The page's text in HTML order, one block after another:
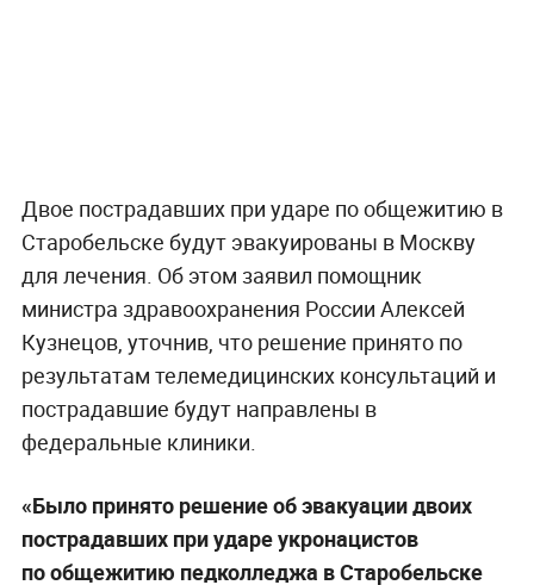
Двое пострадавших при ударе по общежитию в
Старобельске будут эвакуированы в Москву
для лечения. Об этом заявил помощник
министра здравоохранения России Алексей
Кузнецов, уточнив, что решение принято по
результатам телемедицинских консультаций и
пострадавшие будут направлены в
федеральные клиники.
«Было принято решение об эвакуации двоих
пострадавших при ударе укронацистов
по общежитию педколледжа в Старобельске